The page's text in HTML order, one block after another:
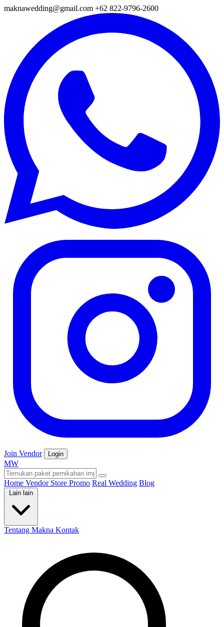
maknawedding@gmail.com +62 822-9796-2600
Join Vendor Login
MW
Home Vendor Store Promo Real Wedding Blog
Lain lain
Tentang Makna Kontak